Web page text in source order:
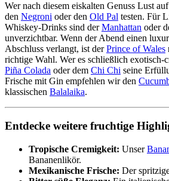
Wer nach diesem eiskalten Genuss Lust
den Negroni oder den Old Pal testen. Für
Whiskey-Drinks sind derManhattan oder
unverzichtbar. Wenn der Abend einen
Abschluss verlangt, ist derPrince of Wales
richtige Wahl. Wer es schließlich exotisch-
Piña Colada oder dem Chi Chi seine
Frische mit Gin empfehlen wir den
klassischen Balalaika.
Entdecke weitere fruchtige
Tropische Cremigkeit: Unser
Bananenlikör.
Mexikanische Frische: Der